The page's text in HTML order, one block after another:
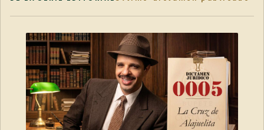
condición de ente asegurador, concederá una licencia
extraordinaria mediante el pago de un subsidio, en casos
debidamente calificados, por períodos hasta de tres meses,
prorrogables por un período igual, para que la persona
asegurada activa pueda atender a la persona enferma, en este
caso, siempre que concurran los siguientes hechos necesarios: